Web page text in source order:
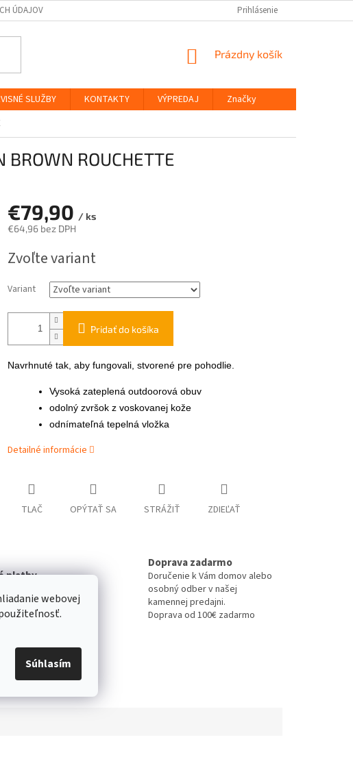
webovej
Súhlasím
ÚDAJOV Prihlásenie
NÁKUPNÝ
Prázdny košík
SLUŽBY KONTAKTY VÝPREDAJ
Značky
BROWN ROUCHETTE
€79,90 / ks
€64,96 bez DPH
cena:
Zvoľte variant
Variant
Pridať do košíka
Navrhnuté tak, aby fungovali, stvorené pre pohodlie.
Vysoká zateplená outdoorová obuv
odolný zvršok z voskovanej kože
odnímateľná tepelná vložka
Detailné informácie
TLAČ OPÝTAŤ SA STRÁŽIŤ ZDIEĽAŤ
platby
Doprava zadarmo
Doručenie k Vám domov alebo
osobný odber v našej
kamennej predajni.
Doprava od 100€ zadarmo